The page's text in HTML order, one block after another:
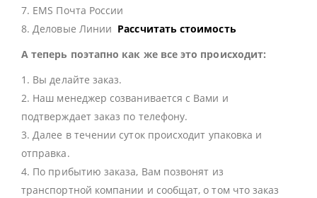
7. EMS Почта России
8. Деловые Линии Рассчитать стоимость
А теперь поэтапно как же все это происходит:
1. Вы делайте заказ.
2. Наш менеджер созванивается с Вами и
подтверждает заказ по телефону.
3. Далее в течении суток происходит упаковка и
отправка.
4. По прибытию заказа, Вам позвонят из
транспортной компании и сообщат, о том что заказ